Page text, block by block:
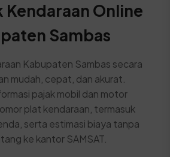
Kendaraan Online
Sambas
Kabupaten Sambas secara
mudah, cepat, dan akurat.
pajak mobil dan motor
plat kendaraan, termasuk
serta estimasi biaya tanpa
ke kantor SAMSAT.